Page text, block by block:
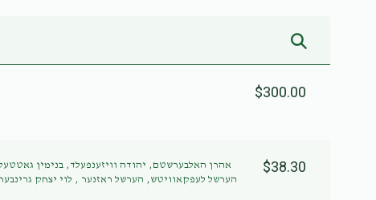
$300.00
אהרן האלבערשטם, יהודה וויזענפעלד, בנימין
הערשל לעפקאוויטש, הערשל ראזנער , לוי יצחק
$38.30